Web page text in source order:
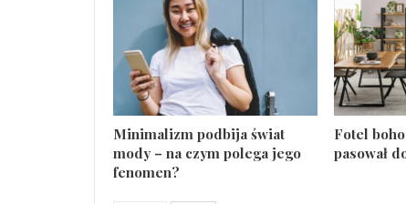
Minimalizm podbija świat
mody – na czym polega jego
fenomen?
Fotel
pasował